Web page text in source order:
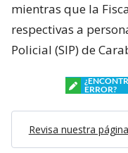
mientras que la
respectivas a
Policial (SIP) de
ERROR?
Revisa nuestra